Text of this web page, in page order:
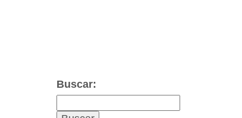
Buscar: